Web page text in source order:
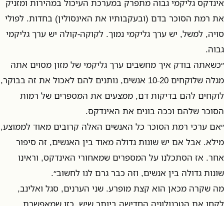
אינדקס גליקמי גבוה מתפרק במערכת העיכול במהירות ומזניק
את רמת הסוכר בדם (ובעקבותיו את האינסולין) בחדות. לפולי
סויה, למשל, יש ערך גליקמי נמוך. לקוקה-קולה יש ערך גליקמי
גבוה.
״כשאתה בודק איך מחשבים ערך גליקמי של מזון מסוים אתה
מגלה שלוקחים 10-20 אנשים, נותנים להם לאכול את זה בבוקר,
לוקחים להם בדיקות דם, ממצעים את המספרים של רמות
הסוכר שלהם וככה בונים את האינדקס.
״אם ערכי רמת הסוכר כל האנשים האלה קרובים מאוד לממוצע,
מילא. אבל אם יש שונות גדולה מאוד בין האנשים, זה סיפור
אחר. אז הסתכלנו על המספרים שמאחורי האינדקס, וראינו
שונות גדולה בין אנשים, וזה כבר גרם לנו לחשוב״.
מה שקרה מכאן הוא קצת מופרע. שני הערנים, סגל ואלינב,